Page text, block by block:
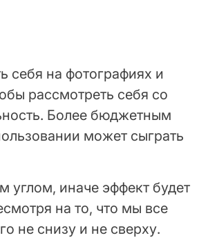
себя на фотографиях и
рассмотреть себя со
Более бюджетным
может сыграть
иначе эффект будет
на то, что мы все
не снизу и не сверху.